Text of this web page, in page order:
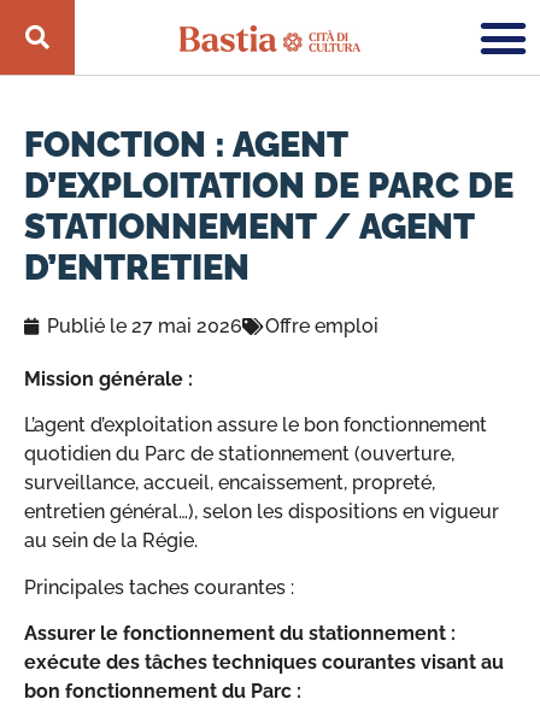
FONCTION : AGENT
D’EXPLOITATION DE PARC DE
STATIONNEMENT / AGENT
D’ENTRETIEN
Publié le 27 mai 2026 Offre emploi
Mission générale :
L’agent d’exploitation assure le bon fonctionnement
quotidien du Parc de stationnement (ouverture,
surveillance, accueil, encaissement, propreté,
entretien général…), selon les dispositions en vigueur
au sein de la Régie.
Principales taches courantes :
Assurer le fonctionnement du stationnement :
exécute des tâches techniques courantes visant au
bon fonctionnement du Parc :